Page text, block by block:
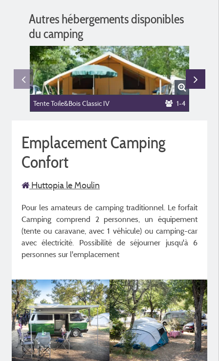
Autres hébergements disponibles
du camping
Tente Toile&Bois Classic IV 1-4
Emplacement Camping
Confort
Huttopia le Moulin
Pour les amateurs de camping traditionnel. Le forfait
Camping comprend 2 personnes, un équipement
(tente ou caravane, avec 1 véhicule) ou camping-car
avec électricité. Possibilité de séjourner jusqu'à 6
personnes sur l'emplacement